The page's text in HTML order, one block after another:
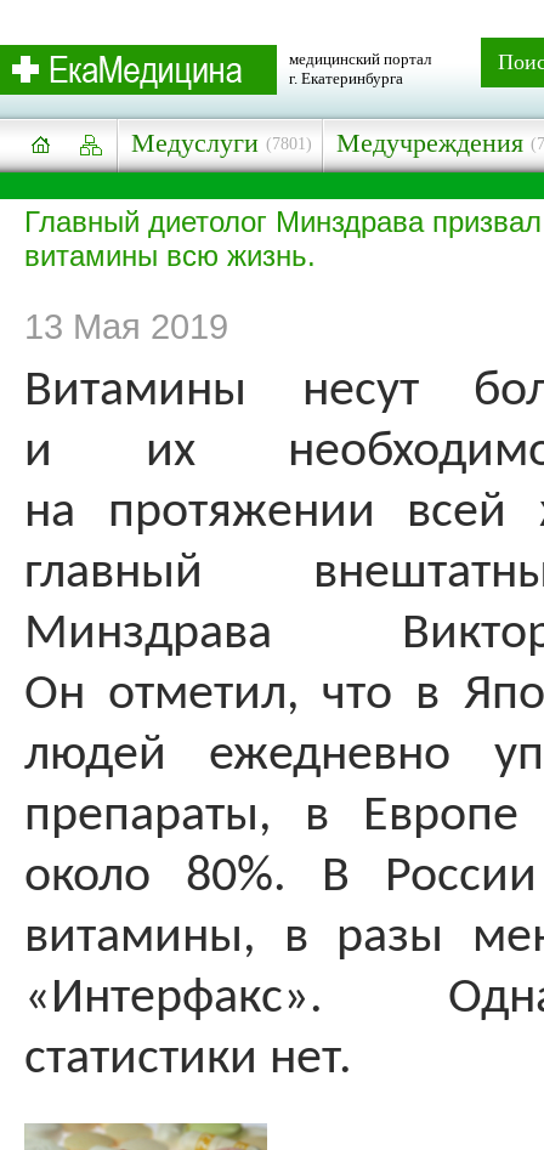
медицинский портал
г. Екатеринбурга
Медуслуги (7801) Медучреждения
Главный диетолог Минздрава
витамины всю жизнь.
13 Мая 2019
Витамины несут
и их
на протяжении всей
главный
Минздрава
Он отметил, что в
людей ежедневно
препараты, в
около 80%. В
витамины, в разы
«Интерфакс».
статистики нет.